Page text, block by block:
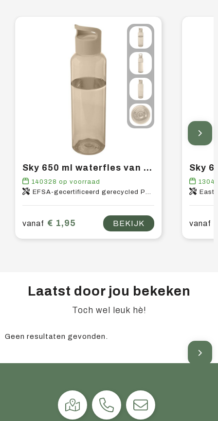
Sky 650 ml waterfles van gerecycled plastic
140328 op voorraad
EFSA-gecertificeerd gerecycled PET-kunststof, PP-kunststof
vanaf € 1,95 BEKIJK vanaf
Laatst door jou bekeken
Toch wel leuk hè!
Geen resultaten gevonden.